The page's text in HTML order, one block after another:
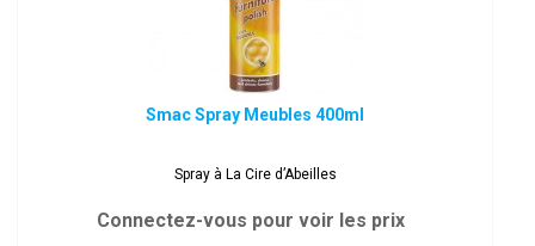
Smac Spray Meubles 400ml
Spray à La Cire d’Abeilles
Connectez-vous pour voir les prix